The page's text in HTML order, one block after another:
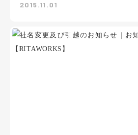
2015.11.01